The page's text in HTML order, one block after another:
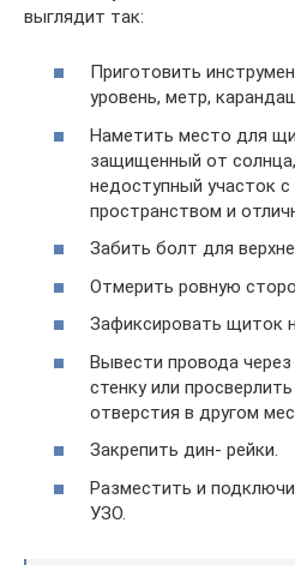
выглядит так:
Приготовить
уровень, метр,
Наметить место для
защищенный от
недоступный участок
пространством и
Забить болт для
Отмерить ровную
Зафиксировать щиток
Вывести провода
стенку или
отверстия в другом
Закрепить дин- рейки.
Разместить и
УЗО.